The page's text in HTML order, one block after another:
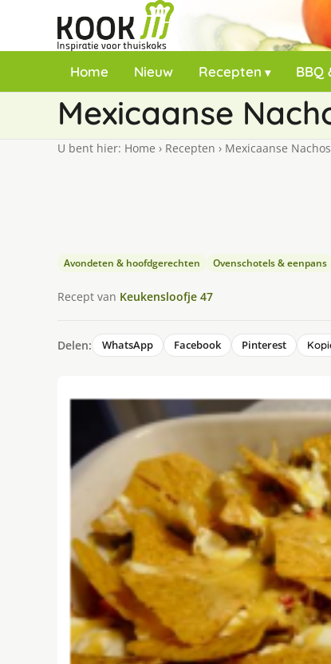
Home Nieuw Recepten BBQ
Mexicaanse
U bent hier: Home › Recepten › Mexicaanse
Avondeten & hoofdgerechten Ovenschotels & eenpans
Recept van Keukensloofje 47
Delen: WhatsApp Facebook Pinterest